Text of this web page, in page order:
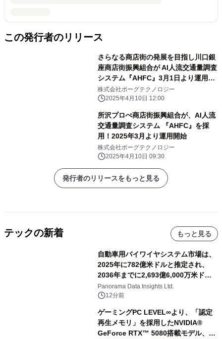
この発行者のリリース
さらなる商店街の発展を目指し川口銀
座商店街振興組合が AI人流交通量調査
システム『AHFC』3月1日より運用を
開始
株式会社ボーグテクノロジー
2025年4月10日 12:00
所沢プロぺ商店街振興組合が、AI人流
交通量調査システム 『AHFC』を採
用！2025年3月より運用開始
株式会社ボーグテクノロジー
2025年4月10日 09:30
発行者のリリースをもっと見る
テックの新着 もっと見る
自動車用バイワイヤシステム市場は、
2025年に782億米ドルと推定され、
2036年までに2,693億6,000万米ドル
に達すると予測されており、予測期間
（2026年～2036年）
Panorama Data Insights Ltd.
12分前
ゲーミングPC LEVEL∞より、「認定
再生メモリ」を採用したNVIDIA®
GeForce RTX™ 5080搭載モデル、